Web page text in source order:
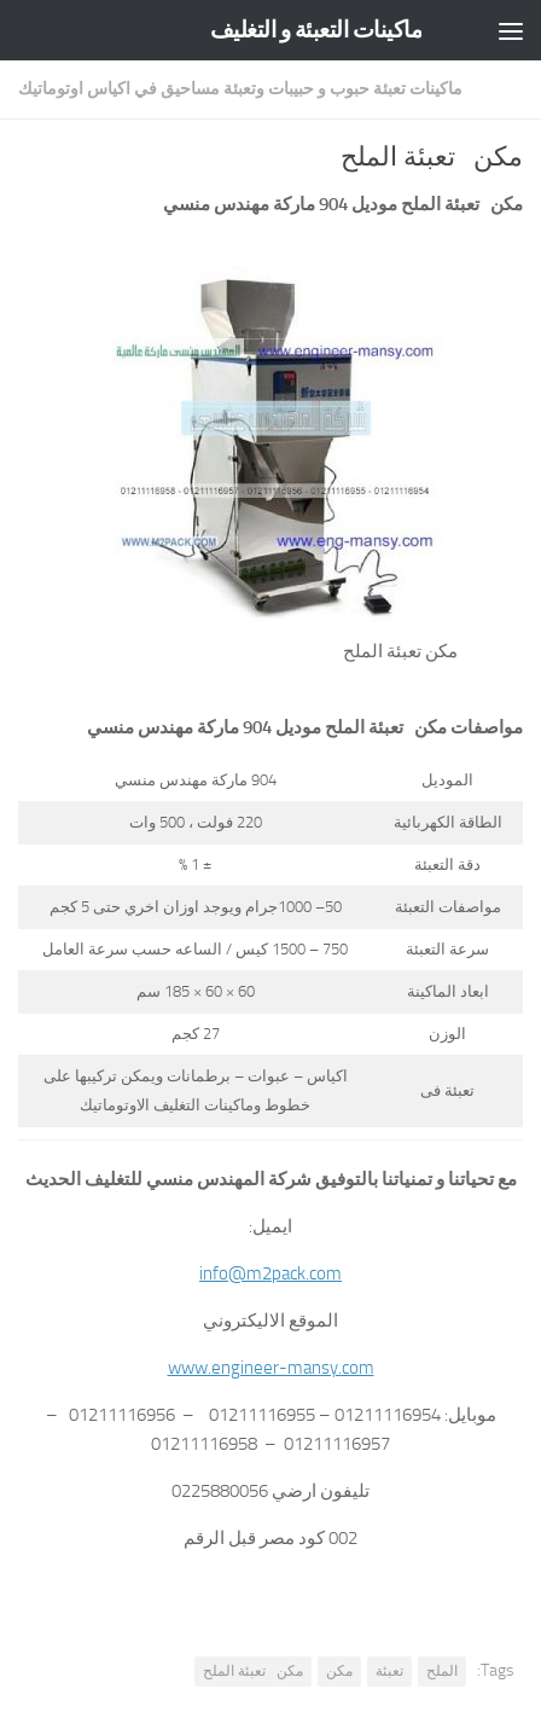
ماكينات التعبئة و التغليف
ماكينات تعبئة حبوب و حبيبات وتعبئة مساحيق في اكياس اوتوماتيك
مكن تعبئة الملح
مكن تعبئة الملح موديل 904 ماركة مهندس منسي
مكن تعبئة الملح
مواصفات مكن تعبئة الملح موديل 904 ماركة مهندس منسي
الموديل 904 ماركة مهندس منسي
الطاقة الكهربائية 220 فولت ، 500 وات
دقة التعبئة ± 1 %
مواصفات التعبئة 50– 1000جرام ويوجد اوزان اخري حتى 5 كجم
سرعة التعبئة 750 – 1500 كيس / الساعه حسب سرعة العامل
ابعاد الماكينة 60 × 60 × 185 سم
الوزن 27 كجم
تعبئة فى
اكياس – عبوات – برطمانات ويمكن تركيبها على
خطوط وماكينات التغليف الاوتوماتيك
مع تحياتنا و تمنياتنا بالتوفيق شركة المهندس منسي للتغليف الحديث
ايميل:
info@m2pack.com
الموقع الاليكتروني
www.engineer-mansy.com
موبايل: 01211116954 – 01211116955 – 01211116956 –
01211116957 – 01211116958
تليفون ارضي 0225880056
002 كود مصر قبل الرقم
Tags: الملح تعبئة مكن مكن تعبئة الملح